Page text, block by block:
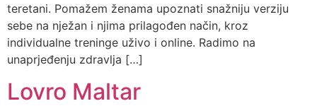
teretani. Pomažem ženama upoznati snažniju verziju
sebe na nježan i njima prilagođen način, kroz
individualne treninge uživo i online. Radimo na
unaprjeđenju zdravlja […]
Lovro Maltar